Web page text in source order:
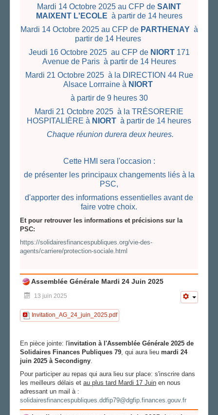
Mardi 14 Octobre 2025 au CFP de SAINT
MAIXENT L'ECOLE à partir de 14 heures
Mardi 14 Octobre 2025 au CFP de PARTHENAYà
partir de 14 Heures
Jeudi 16 Octobre 2025 au CFP de NIORT171
Avenue de Paris à partir de 14 Heures
Mardi 21 Octobre 2025 à la DIRECTION 44 Rue
Alsace Lorrraine à NIORT
à partir de 9 heures 30
Mardi 21 Octobre 2025 à la TRÉSORERIE
HOSPITALIÈRE à NIORT à partir de 14 heures
Chaque réunion durera deux heures.
Cette HMI sera l'occasion :
de présenter les principaux changements liés à la
PSC,
d'apporter des informations essentielles avant de
faire votre choix.
Et pour retrouver les informations et précisions sur la
PSC:
https://solidairesfinancespubliques.org/vie-des-
agents/carriere/protection-sociale.html
Assemblée Générale Mardi 24 Juin 2025
13 juin 2025
Invitation_AG_24_juin_2025.pdf
En pièce jointe: l'invitation à l'Assemblée Générale 2025 de
Solidaires Finances Publiques 79, qui aura lieu mardi 24
juin 2025 à Secondigny.
Pour participer au repas qui aura lieu sur place: s'inscrire dans
les meilleurs délais et au plus tard Mardi 17 Juin en nous
adressant un mail à :
solidairesfinancespubliques.ddfip79@dgfip.finances.gouv.fr